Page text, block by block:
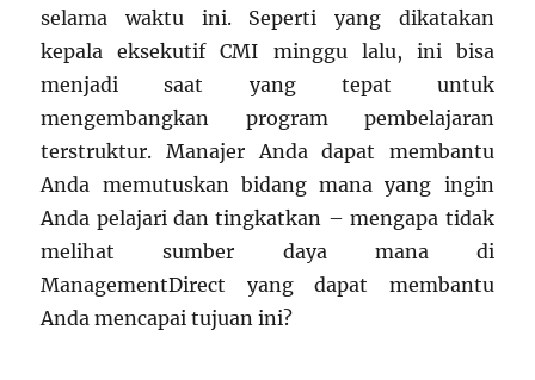
selama waktu ini. Seperti yang dikatakan
kepala eksekutif CMI minggu lalu, ini bisa
menjadi saat yang tepat untuk
mengembangkan program pembelajaran
terstruktur. Manajer Anda dapat membantu
Anda memutuskan bidang mana yang ingin
Anda pelajari dan tingkatkan – mengapa tidak
melihat sumber daya mana di
ManagementDirect yang dapat membantu
Anda mencapai tujuan ini?